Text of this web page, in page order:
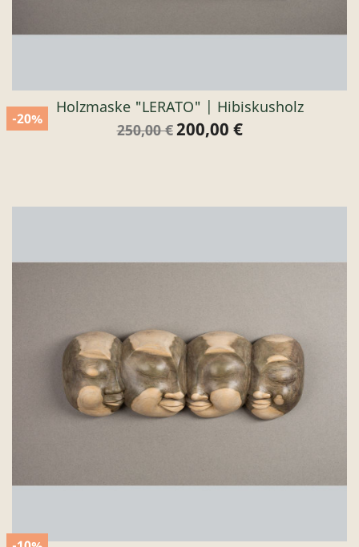
Holzmaske "LERATO" | Hibiskusholz
Verkaufspreis
250,00 €
-20%
Preis
200,00 €